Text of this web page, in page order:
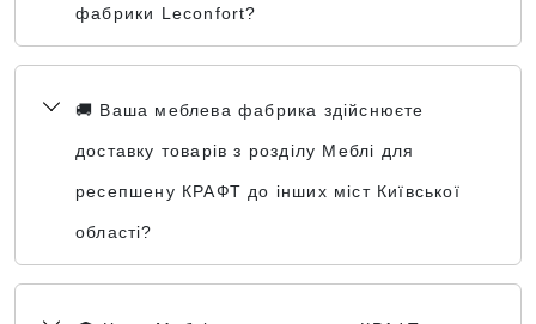
фабрики Leconfort?
🚚 Ваша меблева фабрика здійснюєте
доставку товарів з розділу Меблі для
ресепшену КРАФТ до інших міст Київської
області?